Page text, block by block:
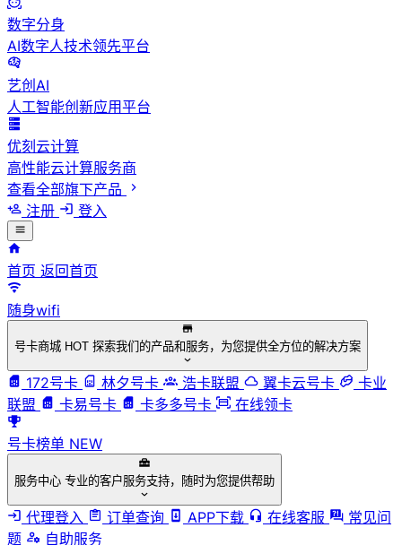
数字分身
AI数字人技术领先平台
艺创AI
人工智能创新应用平台
优刻云计算
高性能云计算服务商
查看全部旗下产品
注册
登入
首页 返回首页
随身wifi
号卡商城 HOT 探索我们的产品和服务，为您提供全方位的解决方案
172号卡 林夕号卡 浩卡联盟 翼卡云号卡
卡业
联盟
卡易号卡 卡多多号卡 在线领卡
号卡榜单 NEW
服务中心 专业的客户服务支持，随时为您提供帮助
代理登入 订单查询 APP下载 在线客服
常见问
题
自助服务